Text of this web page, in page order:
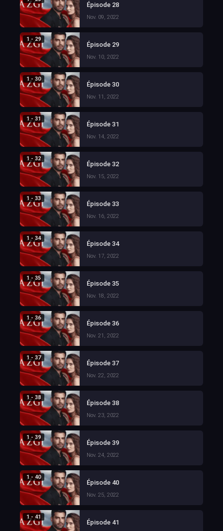
Épisode 28
Nov. 09, 2022
1 - 29
Épisode 29
Nov. 10, 2022
1 - 30
Épisode 30
Nov. 11, 2022
1 - 31
Épisode 31
Nov. 14, 2022
1 - 32
Épisode 32
Nov. 15, 2022
1 - 33
Épisode 33
Nov. 16, 2022
1 - 34
Épisode 34
Nov. 17, 2022
1 - 35
Épisode 35
Nov. 18, 2022
1 - 36
Épisode 36
Nov. 21, 2022
1 - 37
Épisode 37
Nov. 22, 2022
1 - 38
Épisode 38
Nov. 23, 2022
1 - 39
Épisode 39
Nov. 24, 2022
1 - 40
Épisode 40
Nov. 25, 2022
1 - 41
Épisode 41